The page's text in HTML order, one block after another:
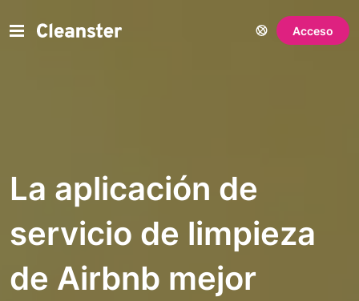
Acceso
La aplicación de
servicio de limpieza
de Airbnb mejor